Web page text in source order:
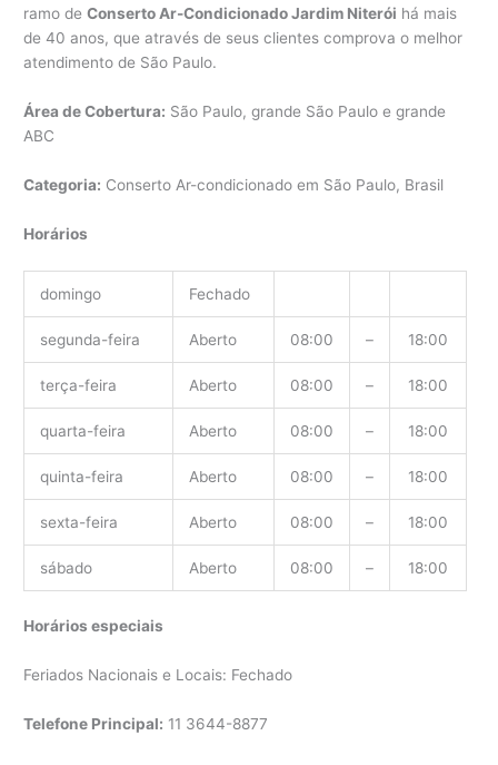
ramo deConserto Ar-Condicionado Jardim Niterói há mais
de 40 anos, que através de seus clientes comprova o melhor
atendimento de São Paulo.
Área de Cobertura: São Paulo, grande São Paulo e grande
ABC
Categoria: Conserto Ar-condicionado em São Paulo, Brasil
Horários
domingo Fechado
segunda-feira Aberto 08:00 – 18:00
terça-feira Aberto 08:00 – 18:00
quarta-feira Aberto 08:00 – 18:00
quinta-feira Aberto 08:00 – 18:00
sexta-feira Aberto 08:00 – 18:00
sábado Aberto 08:00 – 18:00
Horários especiais
Feriados Nacionais e Locais: Fechado
Telefone Principal: 11 3644-8877